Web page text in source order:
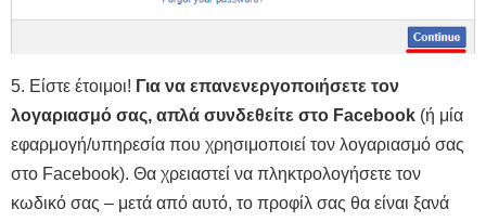
5. Είστε έτοιμοι! Για να επανενεργοποιήσετε τον
λογαριασμό σας, απλά συνδεθείτε στο Facebook (ή μία
εφαρμογή/υπηρεσία που χρησιμοποιεί τον λογαριασμό σας
στο Facebook). Θα χρειαστεί να πληκτρολογήσετε τον
κωδικό σας – μετά από αυτό, το προφίλ σας θα είναι ξανά